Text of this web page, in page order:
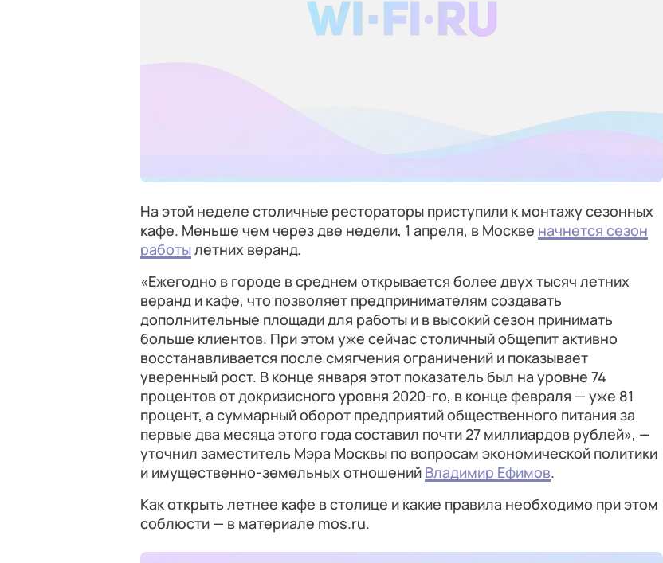
На этой неделе столичные рестораторы приступили к монтажу сезонных
кафе. Меньше чем через две недели, 1 апреля, в Москве начнется сезон
работылетних веранд.
«Ежегодно в городе в среднем открывается более двух тысяч летних
веранд и кафе, что позволяет предпринимателям создавать
дополнительные площади для работы и в высокий сезон принимать
больше клиентов. При этом уже сейчас столичный общепит активно
восстанавливается после смягчения ограничений и показывает
уверенный рост. В конце января этот показатель был на уровне 74
процентов от докризисного уровня 2020-го, в конце февраля — уже 81
процент, а суммарный оборот предприятий общественного питания за
первые два месяца этого года составил почти 27 миллиардов рублей», —
уточнил заместитель Мэра Москвы по вопросам экономической политики
и имущественно-земельных отношений Владимир Ефимов.
Как открыть летнее кафе в столице и какие правила необходимо при этом
соблюсти — в материале mos.ru.